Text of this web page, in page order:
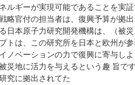
ルギーが実現可能であることを実
略官付の担当者は、復興予算が拠
日本原子力研究開発機構は、（被
トは、この研究所を日本と欧州が
ノベーションの力で復興に寄与し
災地に活力を与えるという趣 旨で
究に拠出されてた